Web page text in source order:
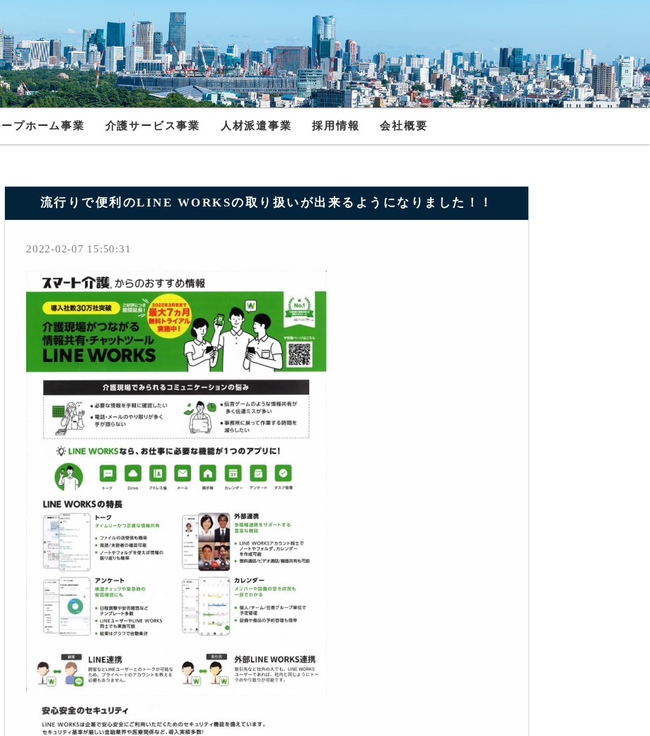
プホーム事業 介護サービス事業 人材派遣事業 採用情報 会社概要
流行りで便利のLINE WORKSの取り扱いが出来るようになりました！！
2022-02-07 15:50:31